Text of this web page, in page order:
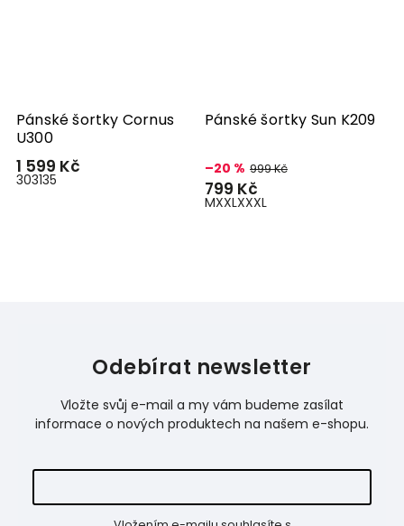
Pánské šortky Cornus
U300
1 599 Kč
303135
Pánské šortky Sun K209
–20 % 999 Kč
799 Kč
MXXLXXXL
Odebírat newsletter
Vložte svůj e-mail a my vám budeme zasílat
informace o nových produktech na našem e-shopu.